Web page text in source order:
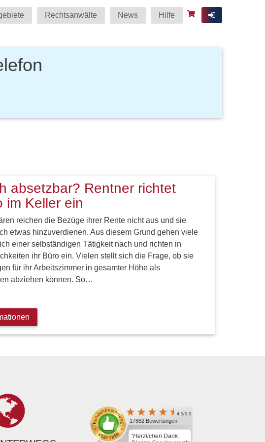
Rechtsanwälte News Hilfe
absetzbar? Rentner richtet
im Keller ein
reichen die Bezüge ihrer Rente nicht aus und sie
etwas hinzuverdienen. Aus diesem Grund gehen viele
einer selbständigen Tätigkeit nach und richten in
ihr Büro ein. Vielen stellt sich die Frage, ob sie
für ihr Arbeitszimmer in gesamter Höhe als
abziehen können. So…
4.5/5.0
17862 Bewertungen
"Herzlichen Dank.